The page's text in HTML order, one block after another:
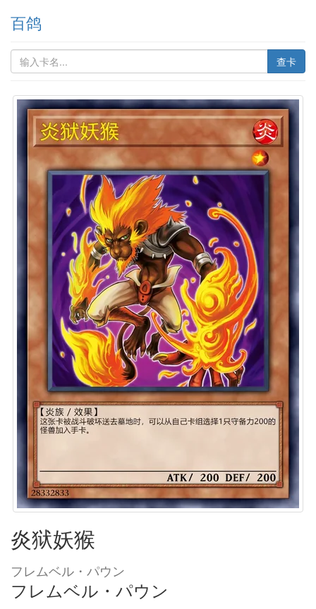
百鸽
查卡
炎狱妖猴
フレムベル・パウン
フレムベル・パウン